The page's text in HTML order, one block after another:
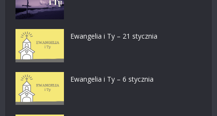
Ewangelia i Ty – 21 stycznia
Ewangelia i Ty – 6 stycznia